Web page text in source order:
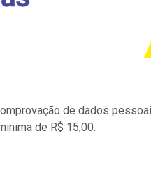
de dados
de R$ 15,00.